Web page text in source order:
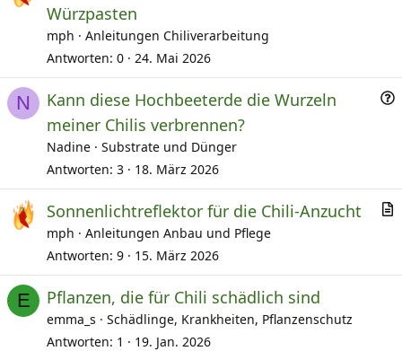
k
e
Würzpasten
mph
Anleitungen Chiliverarbeitung
Antworten 0 24. Mai 2026
N
F
e
Kann diese Hochbeeterde die Wurzeln
meiner Chilis verbrennen?
Nadine
Substrate und Dünger
Antworten 3 18. März 2026
i
Sonnenlichtreflektor für die Chili-Anzucht
mph
Anleitungen Anbau und Pflege
Antworten 9 15. März 2026
E Pflanzen, die für Chili schädlich sind
emma_s
Schädlinge, Krankheiten, Pflanzenschutz
Antworten 1 19. Jan. 2026